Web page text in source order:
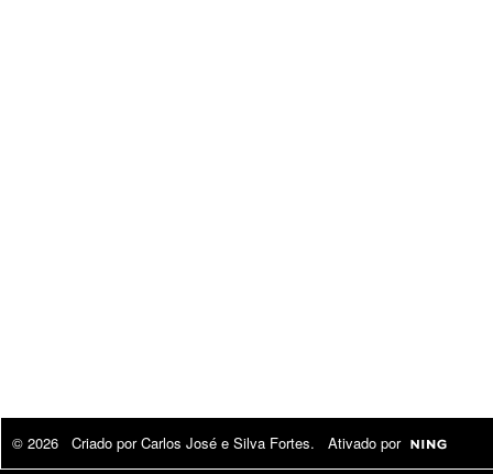
© 2026 Criado porCarlos José e Silva Fortes. Ativado por